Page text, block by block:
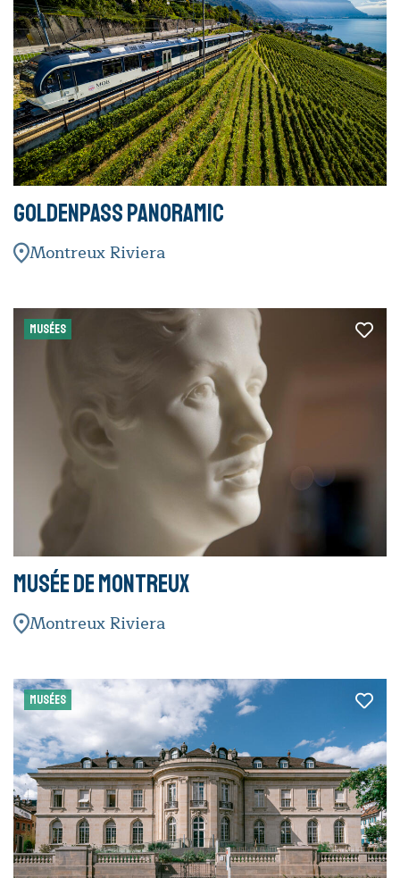
GoldenPass Panoramic
Montreux Riviera
MUSÉES
Musée de Montreux
Montreux Riviera
MUSÉES